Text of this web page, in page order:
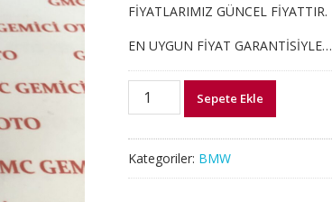
FİYATLARIMIZ GÜNCEL FİYATTIR.
EN UYGUN FİYAT GARANTİSİYLE…
11117547842
BMW
N20
Sepete Ekle
Kategoriler: BMW